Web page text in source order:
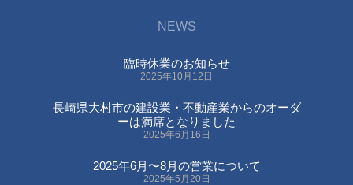
NEWS
臨時休業のお知らせ
2025年10月12日
長崎県大村市の建設業・不動産業からのオーダ
ーは満席となりました
2025年6月16日
2025年6月〜8月の営業について
2025年5月20日